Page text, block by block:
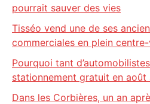
pourrait sauver des vies
Tisséo vend une de ses
commerciales en plein
Pourquoi tant
stationnement gratuit en août
Dans les Corbières, un an